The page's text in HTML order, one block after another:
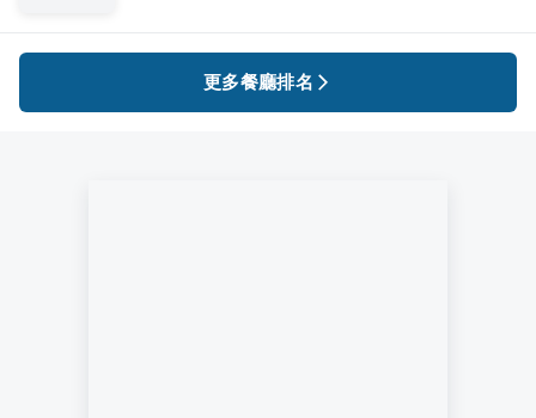
更多餐廳排名